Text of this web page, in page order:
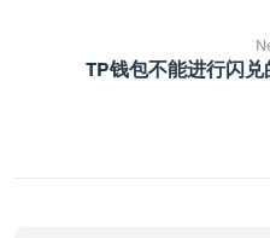
TP钱包不能进行闪兑